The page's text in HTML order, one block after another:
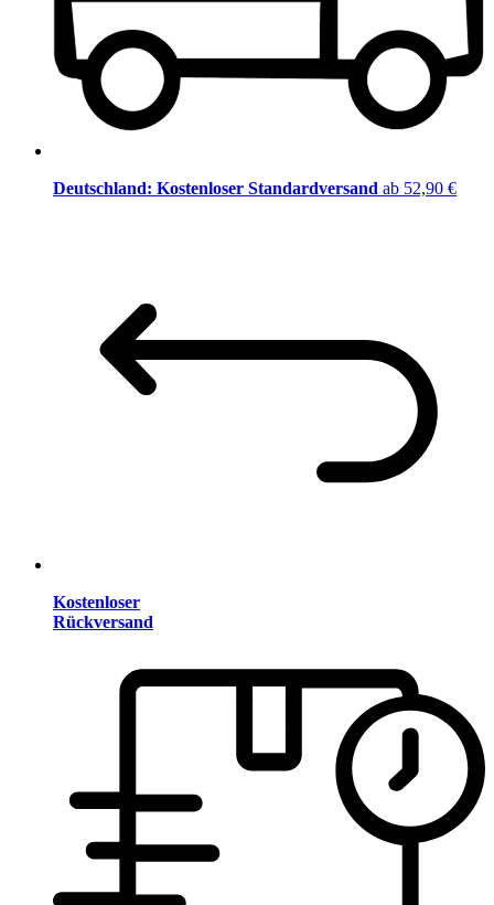
Deutschland: Kostenloser Standardversand ab 52,90 €
Kostenloser
Rückversand